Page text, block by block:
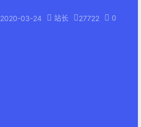
2020-03-24 站长 27722 0